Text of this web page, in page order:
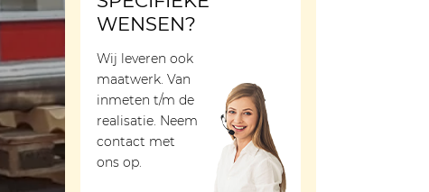
WENSEN?
Wij leveren ook
maatwerk. Van
inmeten t/m de
realisatie. Neem
contact met
ons op.